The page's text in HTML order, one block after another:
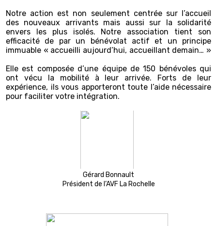
Notre action est non seulement centrée sur l’accueil
des nouveaux arrivants mais aussi sur la solidarité
envers les plus isolés. Notre association tient son
efficacité de par un bénévolat actif et un principe
immuable « accueilli aujourd’hui, accueillant demain… »
Elle est composée d’une équipe de 150 bénévoles qui
ont vécu la mobilité à leur arrivée. Forts de leur
expérience, ils vous apporteront toute l’aide nécessaire
pour faciliter votre intégration.
Gérard Bonnault
Président de l’AVF La Rochelle